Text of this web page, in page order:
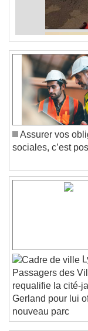
Assurer vos
sociales, c’est
Passagers des
requalifie la cité-
Gerland pour lui
nouveau parc